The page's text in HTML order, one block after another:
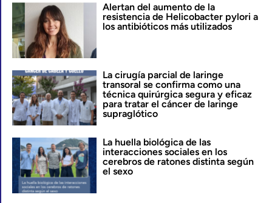
Alertan del aumento de la
resistencia de Helicobacter pylori a
los antibióticos más utilizados
La cirugía parcial de laringe
transoral se confirma como una
técnica quirúrgica segura y eficaz
para tratar el cáncer de laringe
supraglótico
La huella biológica de las
interacciones sociales en los
cerebros de ratones distinta según
el sexo